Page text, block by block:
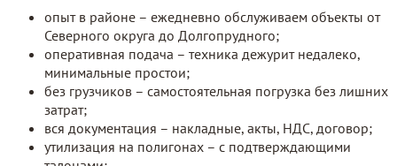
опыт в районе – ежедневно обслуживаем объекты от
Северного округа до Долгопрудного;
оперативная подача – техника дежурит недалеко,
минимальные простои;
без грузчиков – самостоятельная погрузка без лишних
затрат;
вся документация – накладные, акты, НДС, договор;
утилизация на полигонах – с подтверждающими